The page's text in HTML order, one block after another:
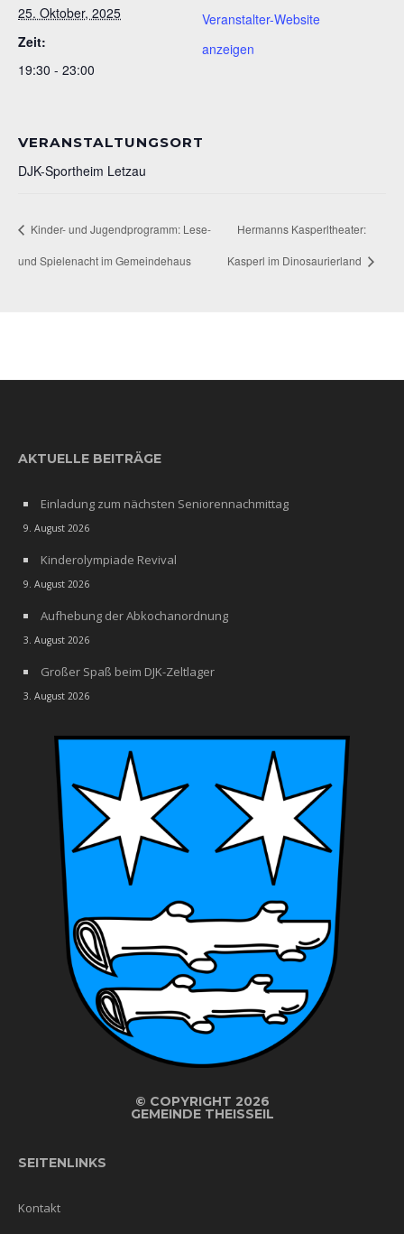
25. Oktober, 2025
Zeit:
19:30 - 23:00
Veranstalter-Website
anzeigen
VERANSTALTUNGSORT
DJK-Sportheim Letzau
Kinder- und Jugendprogramm: Lese-
und Spielenacht im Gemeindehaus
Hermanns Kasperltheater:
Kasperl im Dinosaurierland
AKTUELLE BEITRÄGE
Einladung zum nächsten Seniorennachmittag
9. August 2026
Kinderolympiade Revival
9. August 2026
Aufhebung der Abkochanordnung
3. August 2026
Großer Spaß beim DJK-Zeltlager
3. August 2026
© COPYRIGHT 2026
GEMEINDE THEISSEIL
SEITENLINKS
Kontakt